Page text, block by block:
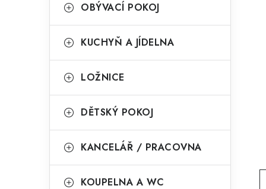
o
t
r
n
n
kategorie
a
e
o
i
OBÝVACÍ POKOJ
KUCHYŇ A JÍDELNA
LOŽNICE
DĚTSKÝ POKOJ
KANCELÁŘ / PRACOVNA
KOUPELNA A WC